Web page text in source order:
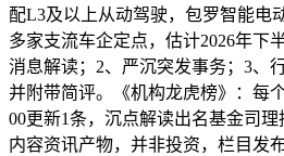
配L3及以上从动驾驶，包罗智能电
多家支流车企定点，估计2026年下
消息解读；2、严沉突发事务；3、
并附带简评。《机构龙虎榜》：每
00更新1条，沉点解读出名基金司
内容资讯产物，并非投资，栏目发